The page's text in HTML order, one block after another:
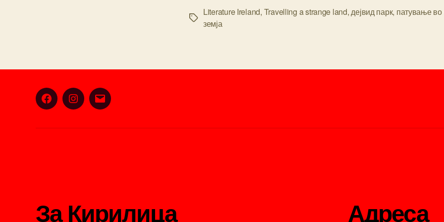
Tags
Literature Ireland, Travelling a strange land,дејвид парк, патување во
земја
FacebookInstagram
Email
За Кирилица Адреса